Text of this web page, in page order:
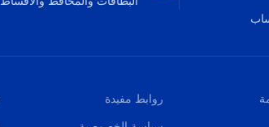
روابط مفيدة